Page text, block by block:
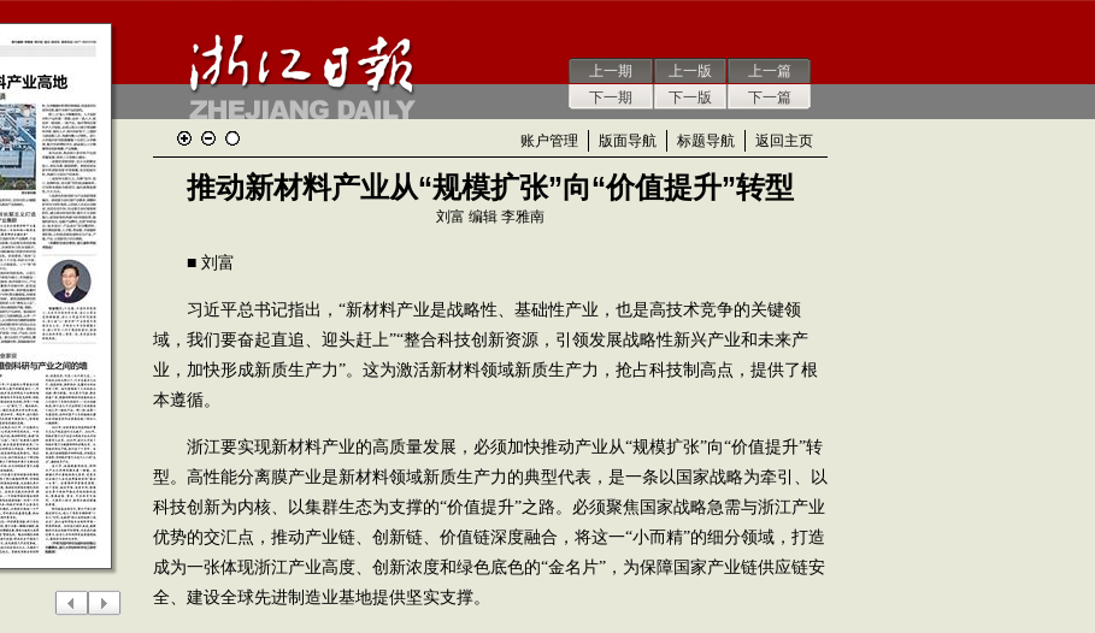
上一期
下一期
上一版
下一版
上一篇
下一篇
账户管理 版面导航 标题导航 返回主页
推动新材料产业从“规模扩张”向“价值提升”转型
刘富 编辑 李雅南
■ 刘富
习近平总书记指出，“新材料产业是战略性、基础性产业，也是高技术竞争的关键领
域，我们要奋起直追、迎头赶上”“整合科技创新资源，引领发展战略性新兴产业和未来产
业，加快形成新质生产力”。这为激活新材料领域新质生产力，抢占科技制高点，提供了根
本遵循。
浙江要实现新材料产业的高质量发展，必须加快推动产业从“规模扩张”向“价值提升”转
型。高性能分离膜产业是新材料领域新质生产力的典型代表，是一条以国家战略为牵引、以
科技创新为内核、以集群生态为支撑的“价值提升”之路。必须聚焦国家战略急需与浙江产业
优势的交汇点，推动产业链、创新链、价值链深度融合，将这一“小而精”的细分领域，打造
成为一张体现浙江产业高度、创新浓度和绿色底色的“金名片”，为保障国家产业链供应链安
全、建设全球先进制造业基地提供坚实支撑。